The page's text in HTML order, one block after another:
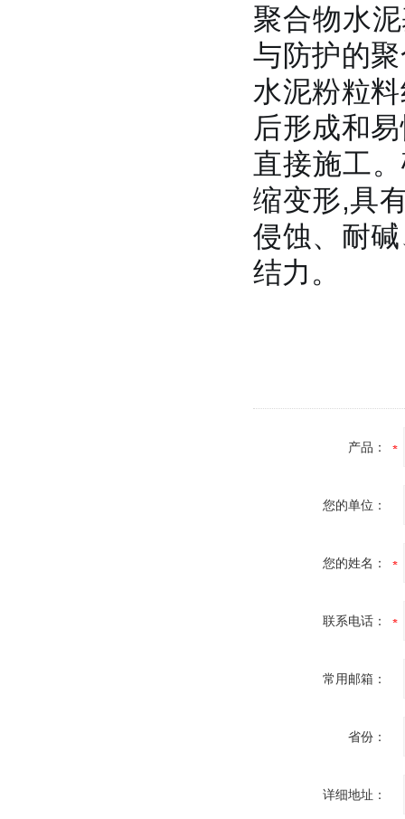
聚合物水
与防护的
水泥粉粒
后形成和
直接施工
缩变形,具
侵蚀、耐
结力。
产品：
您的单位：
您的姓名：
联系电话：
常用邮箱：
省份：
详细地址：